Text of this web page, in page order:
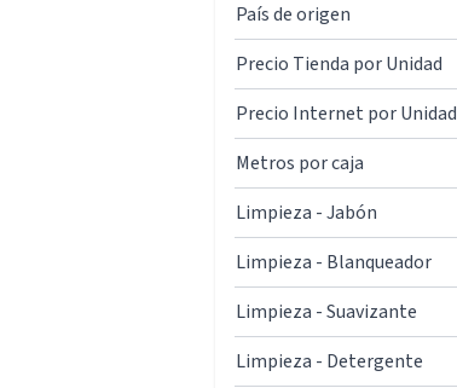
País de origen
Precio Tienda por Unidad
Precio Internet por Unidad
Metros por caja
Limpieza - Jabón
Limpieza - Blanqueador
Limpieza - Suavizante
Limpieza - Detergente